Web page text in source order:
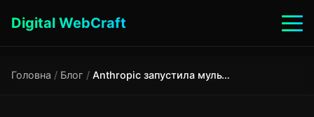
Digital WebCraft
Головна / Блог / Anthropic запустила мультиагентну перевірку коду: що це означає для розробників